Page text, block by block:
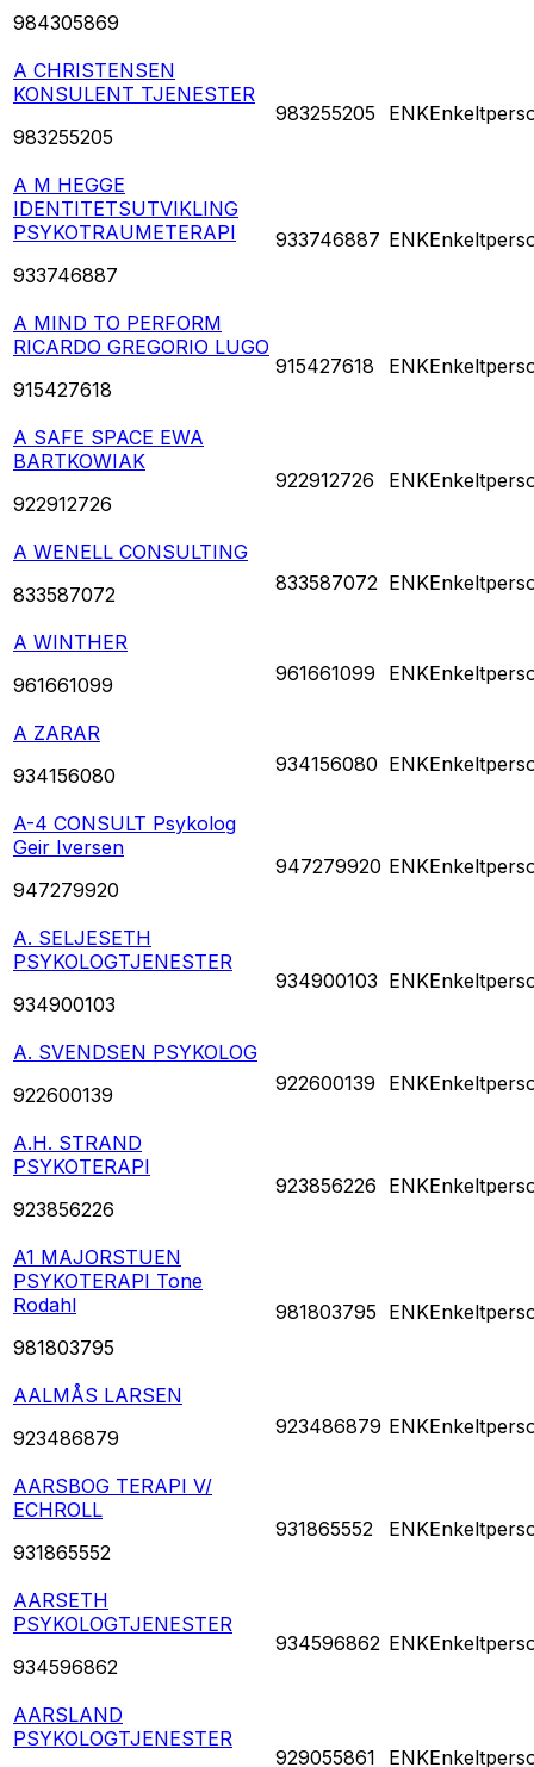
984305869
A CHRISTENSEN
KONSULENT TJENESTER
983255205
983255205 ENK
A M HEGGE
IDENTITETSUTVIKLING
PSYKOTRAUMETERAPI
933746887
933746887 ENK
A MIND TO PERFORM
RICARDO GREGORIO LUGO
915427618
915427618 ENK
A SAFE SPACE EWA
BARTKOWIAK
922912726
922912726 ENK
A WENELL CONSULTING
833587072
833587072 ENK
A WINTHER
961661099
961661099 ENK
A ZARAR
934156080
934156080 ENK
A-4 CONSULT Psykolog
Geir Iversen
947279920
947279920 ENK
A. SELJESETH
PSYKOLOGTJENESTER
934900103
934900103 ENK
A. SVENDSEN PSYKOLOG
922600139
922600139 ENK
A.H. STRAND
PSYKOTERAPI
923856226
923856226 ENK
A1 MAJORSTUEN
PSYKOTERAPI Tone
Rodahl
981803795
981803795 ENK
AALMÅS LARSEN
923486879
923486879 ENK
AARSBOG TERAPI V/
ECHROLL
931865552
931865552 ENK
AARSETH
PSYKOLOGTJENESTER
934596862
934596862 ENK
AARSLAND
PSYKOLOGTJENESTER
929055861 ENK